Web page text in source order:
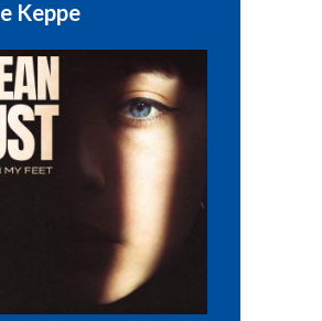
Keppe